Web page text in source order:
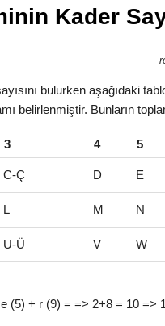
Kader
bulurken aşağıdaki
belirlenmiştir. Bunların
3 4 5
C-Ç D E
L M N
U-Ü V W
(5) + r (9) = => 2+8 = 10 =>